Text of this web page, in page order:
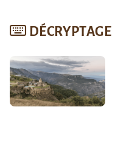
DÉCRYPTAGE